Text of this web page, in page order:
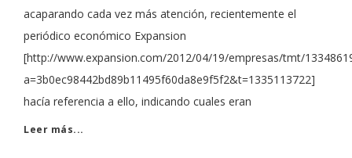
acaparando cada vez más atención, recientemente el
periódico económico Expansion
[http://www.expansion.com/2012/04/19/empresas/tmt/
a=3b0ec98442bd89b11495f60da8e9f5f2&t=1335113722]
hacía referencia a ello, indicando cuales eran
Leer más...